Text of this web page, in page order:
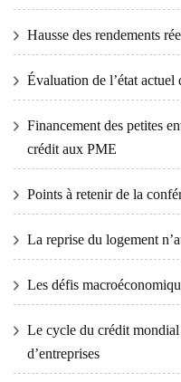
Hausse des rendements
Évaluation de l’état actuel
Financement des petites
crédit aux PME
Points à retenir de la
La reprise du logement
Les défis
Le cycle du crédit mondial
d’entreprises